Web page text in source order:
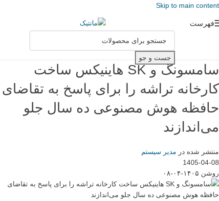
Skip to main content
فهرست
جست و جو
سامسونگ و SK هاینیکس ساخت
کارخانه تراشه را برای پاسخ به تقاضای
حافظه هوش مصنوعی ده سال جلو
می‌اندازند
منتشر شده در مدیر سیستم
1405-04-08
روشن ۱۴۰۵-۰۴-۰۸